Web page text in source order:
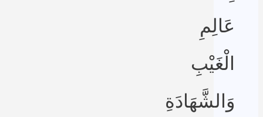
عَالِمِ
الْغَيْبِ
وَالشَّهَادَةِ